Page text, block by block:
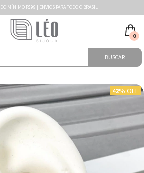
MÍNIMO R$99 | ENVIOS PARA TODO O BRASIL
BUSCAR
0
42% OFF